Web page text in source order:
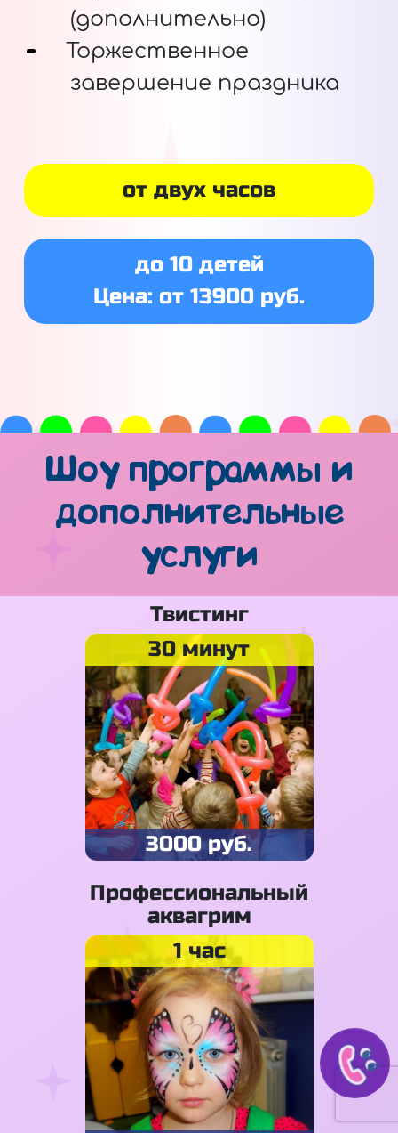
(дополнительно)
Торжественное
завершение праздника
от двух часов
до 10 детей
Цена: от 13900 руб.
Шоу программы и
дополнительные
услуги
Твистинг
30 минут
3000 руб.
Профессиональный
аквагрим
1 час